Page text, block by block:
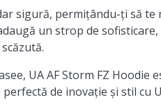
sigură, permițându-ți să
un strop de
UA AF Storm FZ Hoodie
de inovație și stil cu